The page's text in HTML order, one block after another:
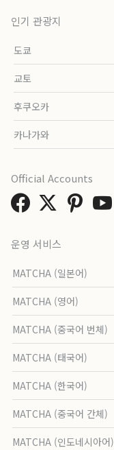
인기 관광지
도쿄
교토
후쿠오카
카나가와
운영 서비스
MATCHA (일본어)
MATCHA (영어)
MATCHA (중국어 번체)
MATCHA (태국어)
MATCHA (한국어)
MATCHA (중국어 간체)
MATCHA (인도네시아어)
Official Accounts